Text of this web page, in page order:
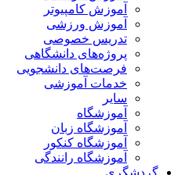
آموزش کامپیوتر
آموزش ورزشی
تدریس خصوصی
پروژه‌های دانشگاهی
فرصت‌های دانشجویی
خدمات آموزشی
سایر
آموزشگاه
آموزشگاه زبان
آموزشگاه کنکور
آموزشگاه رانندگی